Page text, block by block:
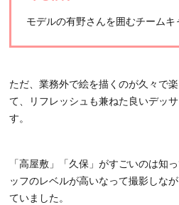
モデルの有野さんを囲むチームキ
ただ、業務外で絵を描くのが久々で
て、リフレッシュも兼ねた良いデッ
す。
「高屋敷」「久保」がすごいのは知
ッフのレベルが高いなって撮影しな
ていました。